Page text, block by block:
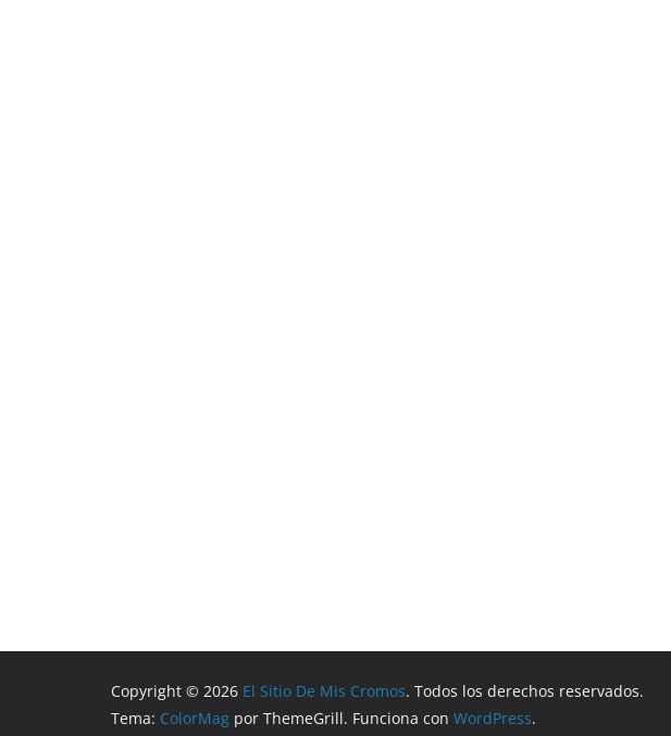
Copyright © 2026 El Sitio De Mis Cromos. Todos los derechos reservados.
Tema: ColorMag por ThemeGrill. Funciona con WordPress.